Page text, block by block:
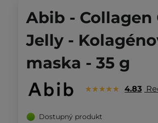
Abib - Collagen
Jelly -
maska - 35 g
4.83
Dostupný produkt